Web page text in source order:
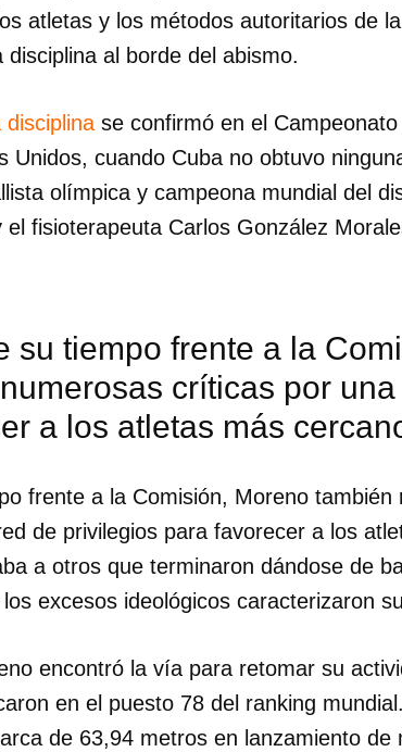
poder guardar como favorito, primero has de
cuenta de 14ymedio.
atletas y los métodos autoritarios de
al borde del abismo.
se confirmó en el
Unidos, cuando Cuba no obtuvo
olímpica y campeona mundial del
el fisioterapeuta Carlos González
su tiempo frente a la
críticas por
a los atletas más
frente a la Comisión, Moreno
de privilegios para favorecer a los
a otros que terminaron dándose de
excesos ideológicos caracterizaron
encontró la vía para retomar su
en el puesto 78 del ranking
de 63,94 metros en lanzamiento de